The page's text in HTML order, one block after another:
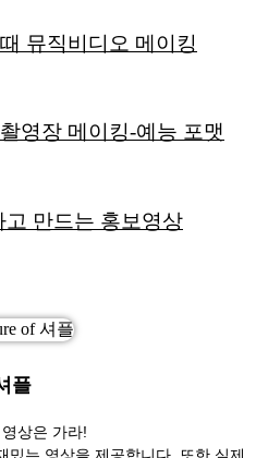
뮤직비디오 메이킹
영장 메이킹-예능 포맷
만드는 홍보영상
플
상은 가라!